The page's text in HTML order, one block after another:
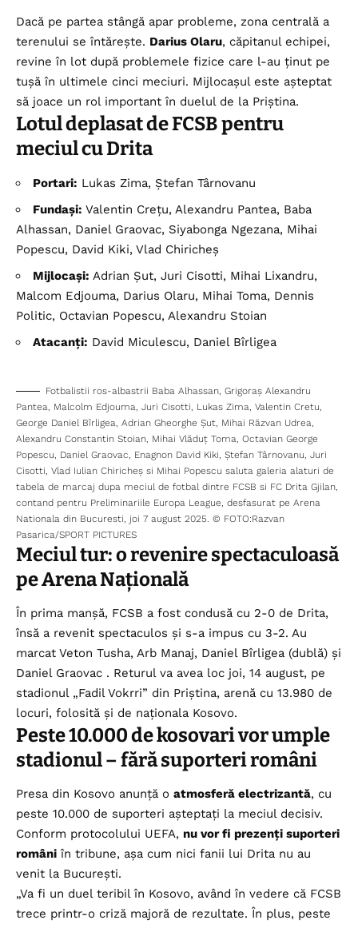
Dacă pe partea stângă apar probleme, zona centrală a
terenului se întărește. Darius Olaru, căpitanul echipei,
revine în lot după problemele fizice care l-au ținut pe
tușă în ultimele cinci meciuri. Mijlocașul este așteptat
să joace un rol important în duelul de la Priștina.
Lotul deplasat de FCSB pentru
meciul cu Drita
Portari: Lukas Zima, Ștefan Târnovanu
Fundași: Valentin Crețu, Alexandru Pantea, Baba
Alhassan, Daniel Graovac, Siyabonga Ngezana, Mihai
Popescu, David Kiki, Vlad Chiricheș
Mijlocași: Adrian Șut, Juri Cisotti, Mihai Lixandru,
Malcom Edjouma, Darius Olaru, Mihai Toma, Dennis
Politic, Octavian Popescu, Alexandru Stoian
Atacanți: David Miculescu, Daniel Bîrligea
Fotbalistii ros-albastrii Baba Alhassan, Grigoraș Alexandru
Pantea, Malcolm Edjouma, Juri Cisotti, Lukas Zima, Valentin Cretu,
George Daniel Bîrligea, Adrian Gheorghe Șut, Mihai Răzvan Udrea,
Alexandru Constantin Stoian, Mihai Vlăduț Toma, Octavian George
Popescu, Daniel Graovac, Enagnon David Kiki, Ștefan Târnovanu, Juri
Cisotti, Vlad Iulian Chiricheș si Mihai Popescu saluta galeria alaturi de
tabela de marcaj dupa meciul de fotbal dintre FCSB si FC Drita Gjilan,
contand pentru Preliminariile Europa League, desfasurat pe Arena
Nationala din Bucuresti, joi 7 august 2025. © FOTO:Razvan
Pasarica/SPORT PICTURES
Meciul tur: o revenire spectaculoasă
pe Arena Națională
În prima manșă, FCSB a fost condusă cu 2-0 de Drita,
însă a revenit spectaculos și s-a impus cu 3-2. Au
marcat Veton Tusha, Arb Manaj, Daniel Bîrligea (dublă) și
Daniel Graovac . Returul va avea loc joi, 14 august, pe
stadionul „Fadil Vokrri” din Priștina, arenă cu 13.980 de
locuri, folosită și de naționala Kosovo.
Peste 10.000 de kosovari vor umple
stadionul – fără suporteri români
Presa din Kosovo anunță o atmosferă electrizantă, cu
peste 10.000 de suporteri așteptați la meciul decisiv.
Conform protocolului UEFA, nu vor fi prezenți suporteri
români în tribune, așa cum nici fanii lui Drita nu au
venit la București.
„Va fi un duel teribil în Kosovo, având în vedere că FCSB
trece printr-o criză majoră de rezultate. În plus, peste